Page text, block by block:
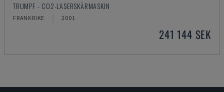
TRUMPF - CO2-LASERSKÄRMASKIN
FRANKRIKE 2001
241 144 SEK